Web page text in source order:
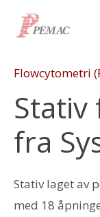
Flowcytometri
fra
Stativ laget av
med 18